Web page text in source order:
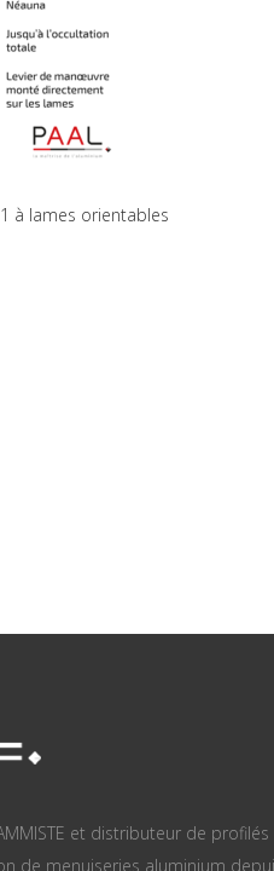
à lames orientables
et distributeur de profilés
de menuiseries aluminium